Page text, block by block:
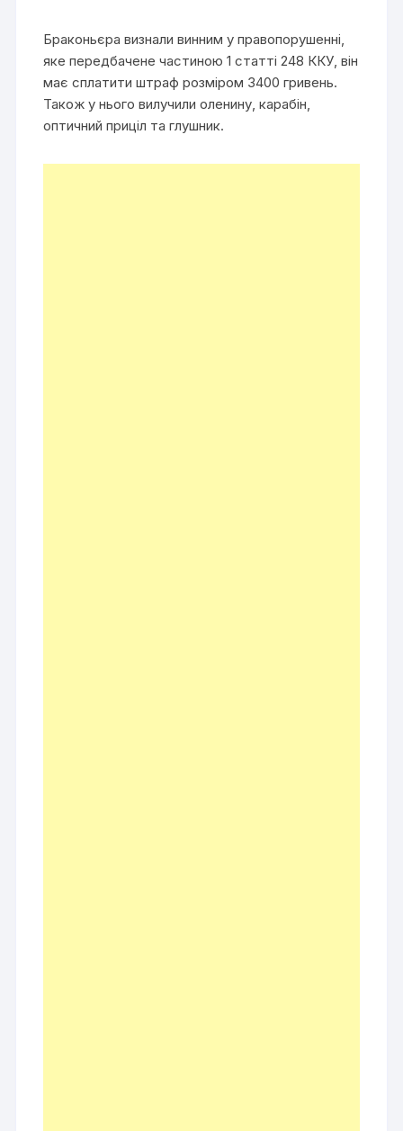
Браконьєра визнали винним у правопорушенні,
яке передбачене частиною 1 статті 248 ККУ, він
має сплатити штраф розміром 3400 гривень.
Також у нього вилучили оленину, карабін,
оптичний приціл та глушник.